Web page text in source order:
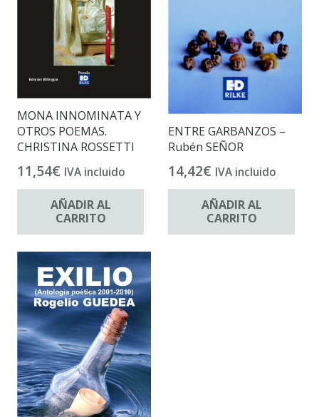
MONA INNOMINATA Y
OTROS POEMAS.
CHRISTINA ROSSETTI
11,54€ IVA incluido
AÑADIR AL
CARRITO
ENTRE GARBANZOS –
Rubén SEÑOR
14,42€ IVA incluido
AÑADIR AL
CARRITO